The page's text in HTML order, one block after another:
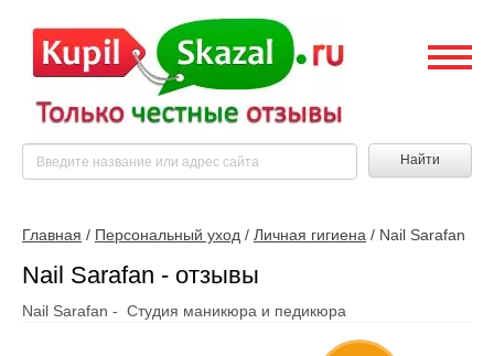
Найти
Главная / Персональный уход / Личная гигиена / Nail Sarafan
Nail Sarafan - отзывы
Nail Sarafan - Студия маникюра и педикюра